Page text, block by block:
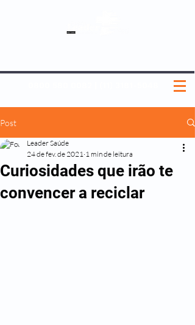
Post
Curiosidades que irão te
convencer a reciclar
Leader Saúde
24 de fev. de 2021 1 min de leitura